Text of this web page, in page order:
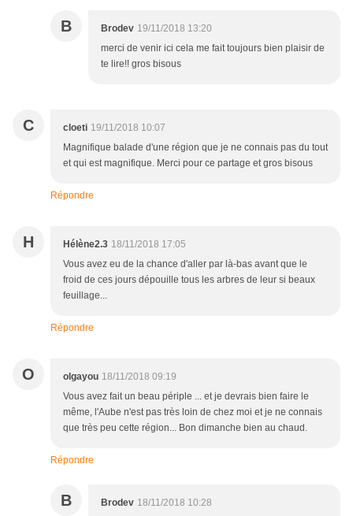
B Brodev 19/11/2018 13:20
merci de venir ici cela me fait toujours bien plaisir de
te lire!! gros bisous
C cloeti 19/11/2018 10:07
Magnifique balade d'une région que je ne connais pas du tout
et qui est magnifique. Merci pour ce partage et gros bisous
Répondre
H Hélène2.3 18/11/2018 17:05
Vous avez eu de la chance d'aller par là-bas avant que le
froid de ces jours dépouille tous les arbres de leur si beaux
feuillage...
Répondre
O olgayou 18/11/2018 09:19
Vous avez fait un beau périple ... et je devrais bien faire le
même, l'Aube n'est pas très loin de chez moi et je ne connais
que très peu cette région... Bon dimanche bien au chaud.
Répondre
B Brodev 18/11/2018 10:28